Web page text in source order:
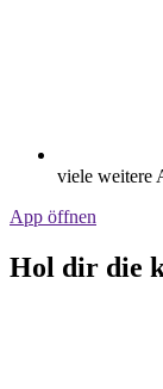
viele weitere
App öffnen
Hol dir die